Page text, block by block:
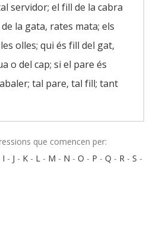
servidor; el fill de la cabra
la gata, rates mata; els
olles; qui és fill del gat,
o del cap; si el pare és
tal pare, tal fill; tant
que comencen per:
I - J - K - L - M - N - O - P - Q - R - S -